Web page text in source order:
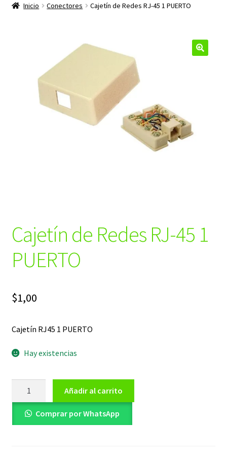
productos
Inicio Conectores Cajetín de Redes RJ-45 1 PUERTO
Cajetín de Redes RJ-45 1
PUERTO
$1,00
Cajetín RJ45 1 PUERTO
Hay existencias
Redes
RJ-
Añadir al carrito
Comprar por WhatsApp